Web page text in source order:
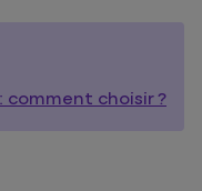
comment choisir ?